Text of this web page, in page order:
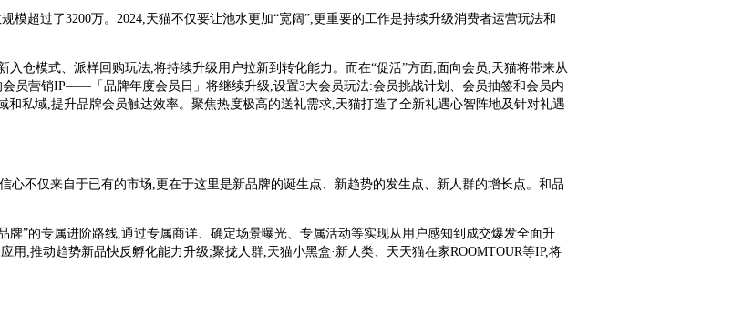
模超过了3200万。2024,天猫不仅要让池水更加“宽阔”,更重要的工作是持续升级消费者运营玩法和
入仓模式、派样回购玩法,将持续升级用户拉新到转化能力。而在“促活”方面,面向会员,天猫将带来从
员营销IP——「品牌年度会员日」将继续升级,设置3大会员玩法:会员挑战计划、会员抽签和会员内
私域,提升品牌会员触达效率。聚焦热度极高的送礼需求,天猫打造了全新礼遇心智阵地及针对礼遇
心不仅来自于已有的市场,更在于这里是新品牌的诞生点、新趋势的发生点、新人群的增长点。和品
牌”的专属进阶路线,通过专属商详、确定场景曝光、专属活动等实现从用户感知到成交爆发全面升
,推动趋势新品快反孵化能力升级;聚拢人群,天猫小黑盒·新人类、天天猫在家ROOMTOUR等IP,将